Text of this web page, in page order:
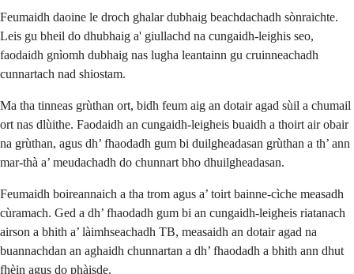
Feumaidh daoine le droch ghalar dubhaig beachdachadh sònraichte.
Leis gu bheil do dhubhaig a' giullachd na cungaidh-leighis seo,
faodaidh gnìomh dubhaig nas lugha leantainn gu cruinneachadh
cunnartach nad shiostam.
Ma tha tinneas grùthan ort, bidh feum aig an dotair agad sùil a chumail
ort nas dlùithe. Faodaidh an cungaidh-leigheis buaidh a thoirt air obair
na grùthan, agus dh’ fhaodadh gum bi duilgheadasan grùthan a th’ ann
mar-thà a’ meudachadh do chunnart bho dhuilgheadasan.
Feumaidh boireannaich a tha trom agus a’ toirt bainne-cìche measadh
cùramach. Ged a dh’ fhaodadh gum bi an cungaidh-leigheis riatanach
airson a bhith a’ làimhseachadh TB, measaidh an dotair agad na
buannachdan an aghaidh chunnartan a dh’ fhaodadh a bhith ann dhut
fhèin agus do phàisde.